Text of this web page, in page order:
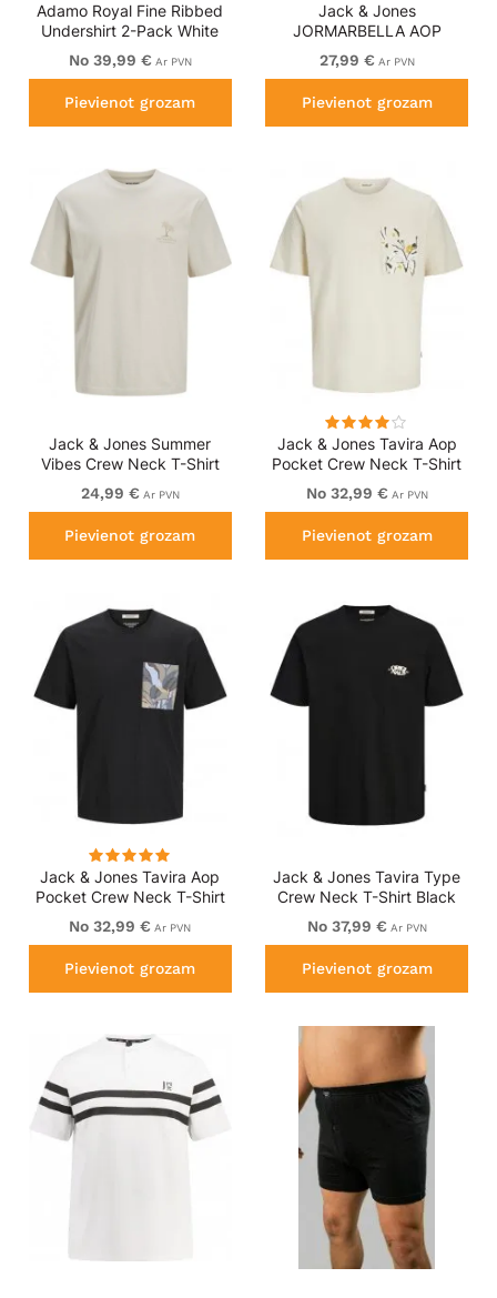
Adamo Royal Fine Ribbed
Undershirt 2-Pack White
No 39,99 € Ar PVN
Pievienot grozam
Jack & Jones
JORMARBELLA AOP
BRANDING T-Shirt Bright
White
27,99 € Ar PVN
Pievienot grozam
Jack & Jones Summer
Vibes Crew Neck T-Shirt
Moonbeam
24,99 € Ar PVN
Pievienot grozam
Jack & Jones Tavira Aop
Pocket Crew Neck T-Shirt
Antique White
No 32,99 € Ar PVN
Pievienot grozam
Jack & Jones Tavira Aop
Pocket Crew Neck T-Shirt
Black
No 32,99 € Ar PVN
Pievienot grozam
Jack & Jones Tavira Type
Crew Neck T-Shirt Black
No 37,99 € Ar PVN
Pievienot grozam